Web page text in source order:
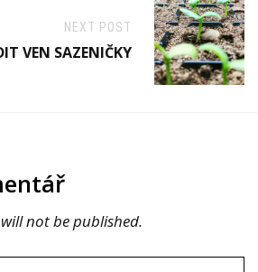
NEXT POST
VEN SAZENIČKY
not be published.